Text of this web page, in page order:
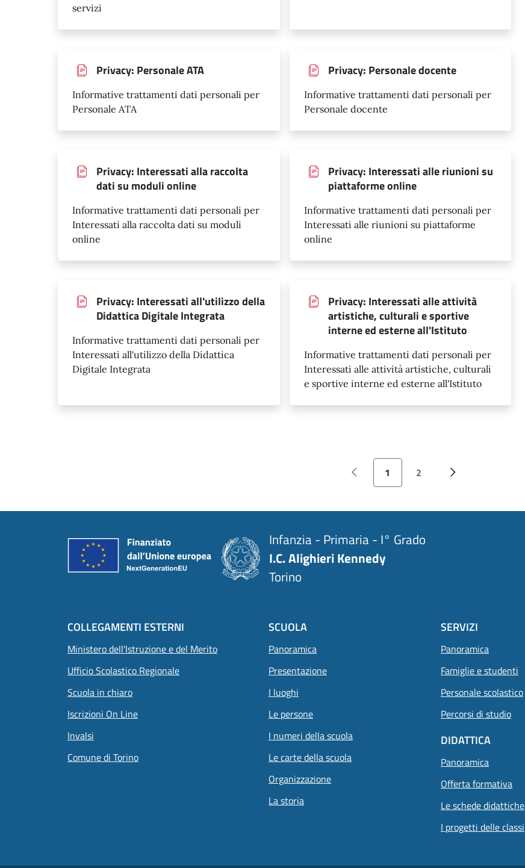
servizi
Privacy: Personale ATA
Informative trattamenti dati personali per
Personale ATA
Privacy: Personale docente
Informative trattamenti dati personali per
Personale docente
Privacy: Interessati alla raccolta
dati su moduli online
Informative trattamenti dati personali per
Interessati alla raccolta dati su moduli
online
Privacy: Interessati alle riunioni su
piattaforme online
Informative trattamenti dati personali per
Interessati alle riunioni su piattaforme
online
Privacy: Interessati all'utilizzo della
Didattica Digitale Integrata
Informative trattamenti dati personali per
Interessati all'utilizzo della Didattica
Digitale Integrata
Privacy: Interessati alle attività
artistiche, culturali e sportive
interne ed esterne all'Istituto
Informative trattamenti dati personali per
Interessati alle attività artistiche, culturali
e sportive interne ed esterne all'Istituto
Paginazione
Pagina precedente
Pagina attuale
1
Pagina
2
Pagina successiva
Infanzia - Primaria - I° Grado
I.C. Alighieri Kennedy
Torino
COLLEGAMENTI ESTERNI
Ministero dell'Istruzione e del Merito
Ufficio Scolastico Regionale
Scuola in chiaro
Iscrizioni On Line
Invalsi
Comune di Torino
SCUOLA
Panoramica
Presentazione
I luoghi
Le persone
I numeri della scuola
Le carte della scuola
Organizzazione
La storia
SERVIZI
Panoramica
Famiglie e studenti
Personale scolastico
Percorsi di studio
DIDATTICA
Panoramica
Offerta formativa
Le schede didattiche
I progetti delle classi